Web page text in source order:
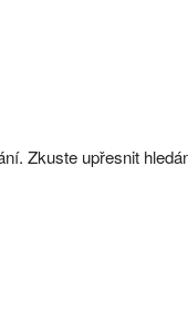
Zkuste upřesnit